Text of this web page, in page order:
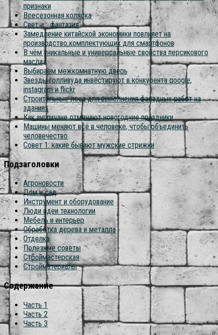
признаки
Всесезонная коляска
Свет и… фантазия
Замедление китайской экономики повлияет на
производство комплектующих для смартфонов
В чём уникальные и универсальные свойства персикового
масла
Выбираем межкомнатную дверь
Звезды голливуда инвестируют в конкурента google,
instagram и flickr
Строительные леса для выполнения фасадных работ на
зданиях
Как англичане отмечают новогодние праздники
Машины меняют всё в человеке, чтобы объединить
человечество
Совет 1: какие бывают мужские стрижки
Подзаголовки
Агроновости
Дом и сад
Инструмент и оборудование
Люди идеи технологии
Мебель и интерьер
Обработка дерева и металла
Отделка
Полезные советы
Строймастерская
Стройматериалы
Содержание
Часть 1
Часть 2
Часть 3